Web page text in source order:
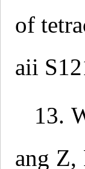
of
aii
13.
ang